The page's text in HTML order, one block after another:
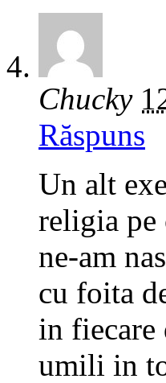
Chucky
Răspuns
Un alt
religia pe
ne-am
cu foita
in fiecare
umili in